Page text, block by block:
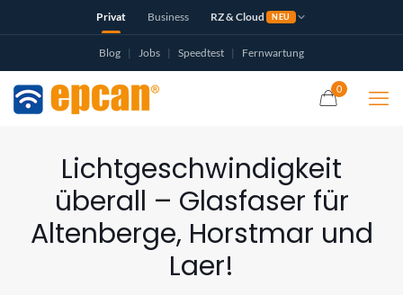
Privat Business RZ & Cloud NEU
Blog | Jobs | Speedtest | Fernwartung
0
Lichtgeschwindigkeit
überall – Glasfaser für
Altenberge, Horstmar und
Laer!